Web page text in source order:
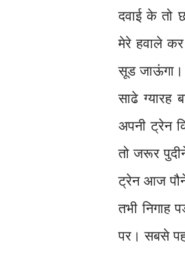
दवाई के तो
मेरे हवाले
सूड जाऊंगा।
साढे ग्यारह
अपनी ट्रेन
तो जरूर
ट्रेन आज पौने
तभी निगाह
पर। सबसे